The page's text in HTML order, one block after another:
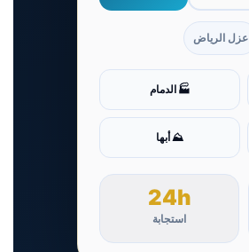
عزل الرياض
🏭 الدمام
⛰️ أبها
24h
استجابة